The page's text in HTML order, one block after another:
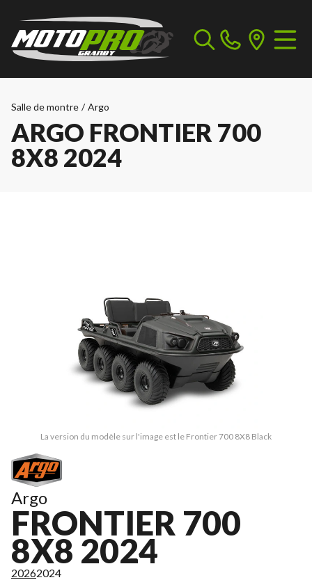
Salle de montre / Argo
ARGO FRONTIER 700
8X8 2024
La version du modèle sur l'image est le Frontier 700 8X8 Black
Argo
FRONTIER 700
8X8 2024
20262024